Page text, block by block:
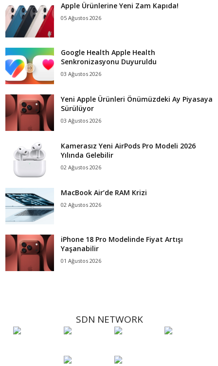
Apple Ürünlerine Yeni Zam Kapıda!
05 Ağustos 2026
Google Health Apple Health
Senkronizasyonu Duyuruldu
03 Ağustos 2026
Yeni Apple Ürünleri Önümüzdeki Ay Piyasaya
Sürülüyor
03 Ağustos 2026
Kamerasız Yeni AirPods Pro Modeli 2026
Yılında Gelebilir
02 Ağustos 2026
MacBook Air’de RAM Krizi
02 Ağustos 2026
iPhone 18 Pro Modelinde Fiyat Artışı
Yaşanabilir
01 Ağustos 2026
SDN NETWORK